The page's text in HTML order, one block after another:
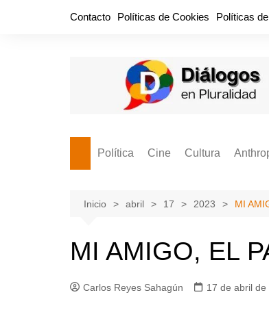
Contacto Políticas de Cookies Políticas
Política
Cabos Sueltos
Disruptor
El Cardenche
Cine
FILMOGRAFÍAS
Cultura
Crónica
Libros
Música
Inicio abril 17 2023 MI
MI AMIGO, EL
Carlos Reyes Sahagún 17 de abril de